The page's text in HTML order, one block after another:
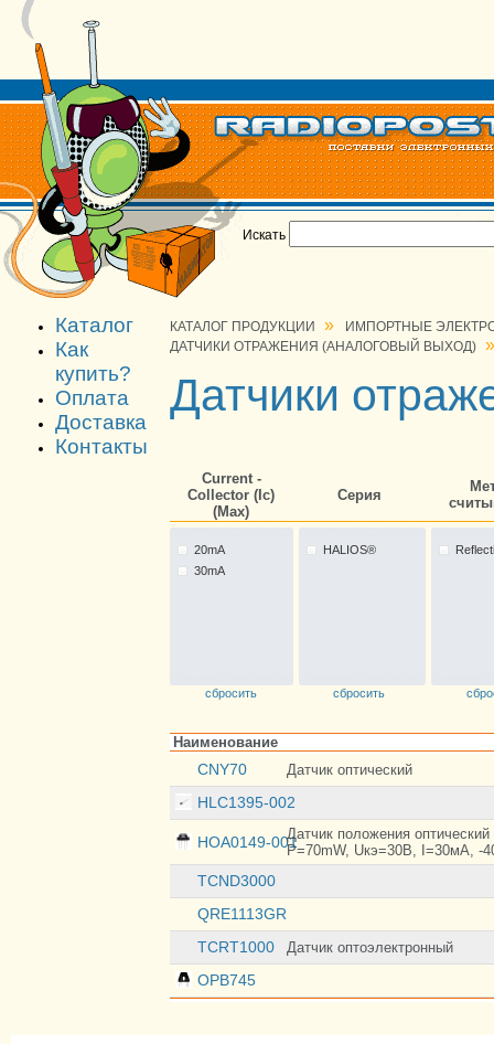
Искать
Каталог
Как
купить?
Оплата
Доставка
Контакты
КАТАЛОГ ПРОДУКЦИИ »
ИМПОРТНЫЕ
ДАТЧИКИ ОТРАЖЕНИЯ (АНАЛОГОВЫЙ ВЫХОД) »
Датчики
Current -
Collector (Ic)
(Max)
Серия
20mA
30mA
HALIOS®
сбросить сбросить
Наименование
CNY70 Датчик оптический
HLC1395-002
HOA0149-001Датчик положения
P=70mW, Uкэ=30B, I=30мА, -
TCND3000
QRE1113GR
TCRT1000
Датчик оптоэлектронный
OPB745